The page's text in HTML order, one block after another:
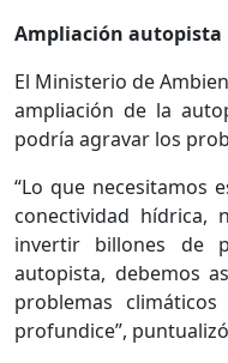
Ampliación autopista
El Ministerio de
ampliación de la
podría agravar los
“Lo que necesitamos
conectividad hídrica,
invertir billones de
autopista, debemos
problemas
profundice”,